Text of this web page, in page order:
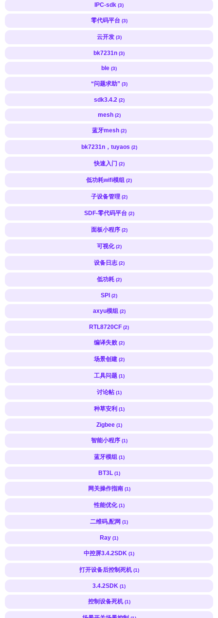
IPC-sdk (3)
零代码平台 (3)
云开发 (3)
bk7231n (3)
ble (3)
“问题求助” (3)
sdk3.4.2 (2)
mesh (2)
蓝牙mesh (2)
bk7231n，tuyaos (2)
快速入门 (2)
低功耗wifi模组 (2)
子设备管理 (2)
SDF-零代码平台 (2)
面板小程序 (2)
可视化 (2)
设备日志 (2)
低功耗 (2)
SPI (2)
axyu模组 (2)
RTL8720CF (2)
编译失败 (2)
场景创建 (2)
工具问题 (1)
讨论帖 (1)
种草安利 (1)
Zigbee (1)
智能小程序 (1)
蓝牙模组 (1)
BT3L (1)
网关操作指南 (1)
性能优化 (1)
二维码,配网 (1)
Ray (1)
中控屏3.4.2SDK (1)
打开设备后控制死机 (1)
3.4.2SDK (1)
控制设备死机 (1)